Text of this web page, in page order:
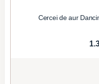
Cercei de aur